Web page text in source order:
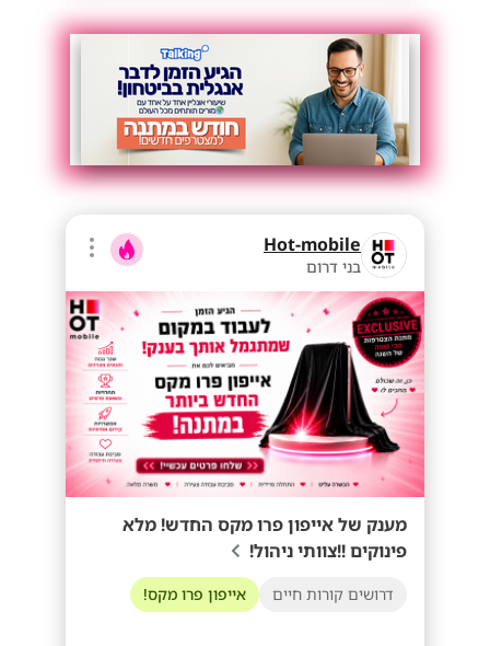
Hot-mobile
בני דרום
מענק של אייפון פרו מקס החדש! מלא
פינוקים !!צוותי ניהול!
דרושים קורות חיים אייפון פרו מקס!